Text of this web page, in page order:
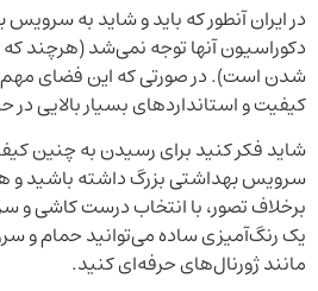
در ایران آنطور که باید و شاید به
دکوراسیون آنها توجه نمی‌شد (هرچند
شدن است). در صورتی که این فضای مهم
کیفیت و استانداردهای بسیار بالایی
شاید فکر کنید برای رسیدن به چنین
سرویس بهداشتی بزرگ داشته باشید و
برخلاف تصور، با انتخاب درست کاشی
یک رنگ‌آمیزی ساده می‌توانید حمام و
مانند ژورنال‌های حرفه‌ای کنید.